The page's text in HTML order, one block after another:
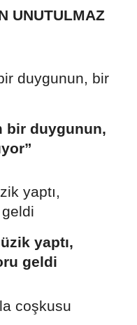
UNUTULMAZ
bir duygunun,
yaptı,
geldi